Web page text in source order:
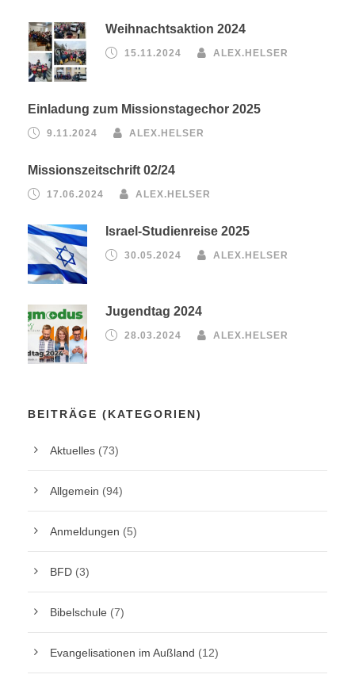
Weihnachtsaktion 2024
15.11.2024 ALEX.HELSER
Einladung zum Missionstagechor 2025
9.11.2024 ALEX.HELSER
Missionszeitschrift 02/24
17.06.2024 ALEX.HELSER
Israel-Studienreise 2025
30.05.2024 ALEX.HELSER
Jugendtag 2024
28.03.2024 ALEX.HELSER
BEITRÄGE (KATEGORIEN)
Aktuelles (73)
Allgemein (94)
Anmeldungen (5)
BFD (3)
Bibelschule (7)
Evangelisationen im Außland (12)